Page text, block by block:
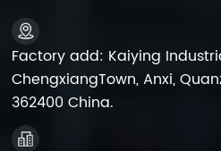
Factory add: Kaiying
ChengxiangTown, Anxi,
362400 China.